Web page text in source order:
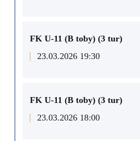
FK U-11 (В toby) (3 tur)
23.03.2026 19:30
FK U-11 (В toby) (3 tur)
23.03.2026 18:00